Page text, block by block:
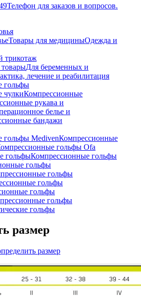
Телефон для заказов и вопросов.
Товары для медициныОдежда и
трикотаж
Для беременных и
лечение и реабилитация
гольфы
чулкиКомпрессионные
рукава и
белье и
бандажи
гольфы MedivenКомпрессионные
гольфы Ofa
гольфыКомпрессионные гольфы
гольфы
гольфы
гольфы
гольфы
гольфы
гольфы
размер
размер